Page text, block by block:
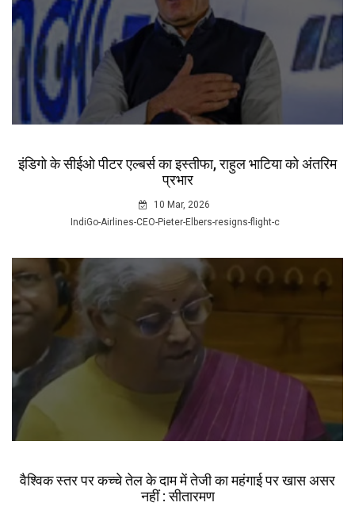
इंडिगो के सीईओ पीटर एल्बर्स का इस्तीफा, राहुल भाटिया को अंतरिम
प्रभार
10 Mar, 2026
IndiGo-Airlines-CEO-Pieter-Elbers-resigns-flight-c
वैश्विक स्तर पर कच्चे तेल के दाम में तेजी का महंगाई पर खास असर
नहीं : सीतारमण